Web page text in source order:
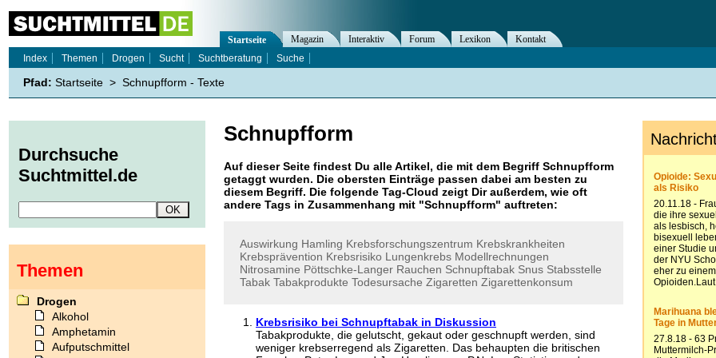
Schnupfform
Auf dieser Seite findest Du alle Artikel, die mit dem Begriff Schnupfform
getaggt wurden. Die obersten Einträge passen dabei am besten zu
diesem Begriff. Die folgende Tag-Cloud zeigt Dir außerdem, wie oft
andere Tags in Zusammenhang mit "Schnupfform" auftreten:
Auswirkung Hamling Krebsforschungszentrum Krebskrankheiten
Krebsprävention Krebsrisiko Lungenkrebs Modellrechnungen
Nitrosamine Pöttschke-Langer Rauchen Schnupftabak Snus Stabsstelle
Tabak Tabakprodukte Todesursache Zigaretten Zigarettenkonsum
Krebsrisiko bei Schnupftabak in Diskussion
Tabakprodukte, die gelutscht, gekaut oder geschnupft werden, sind
weniger krebserregend als Zigaretten. Das behaupten die britischen
Startseite Magazin Interaktiv Forum Lexikon
Kontakt
Index
Themen Drogen Sucht Suchtberatung Suche
Pfad: Startseite > Schnupfform - Texte
Durchsuche
Suchtmittel.de
Themen
Drogen
Alkohol
Amphetamin
Aufputschmittel